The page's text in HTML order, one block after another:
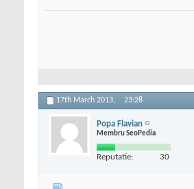
17th March 2013, 23:28
Popa Flavian
Membru SeoPedia
Reputatie: 30